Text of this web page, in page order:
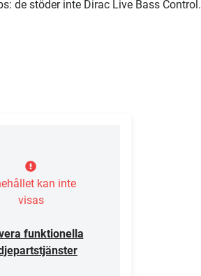
de stöder inte Dirac Live Bass Control.
kan inte
visas
funktionella